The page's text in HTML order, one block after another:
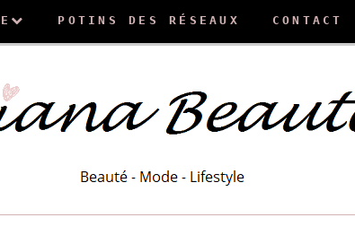
POTINS DES RÉSEAUX CONTACT